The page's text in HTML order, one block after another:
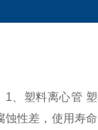
、塑料离心管
性差，使用寿